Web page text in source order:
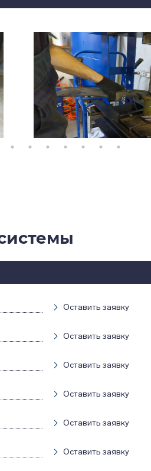
Оставить заявку
Оставить заявку
Оставить заявку
Оставить заявку
Оставить заявку
Оставить заявку